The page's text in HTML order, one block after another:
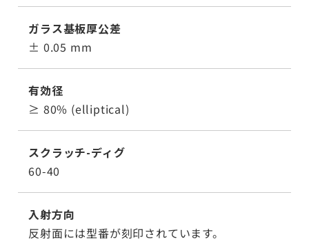
ガラス基板厚公差
± 0.05 mm
有効径
≥ 80% (elliptical)
スクラッチ-ディグ
60-40
入射方向
反射面には型番が刻印されています。